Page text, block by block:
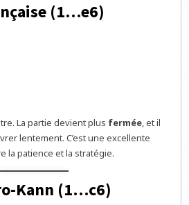
(1…e6)
La partie devient plus fermée, et il
lentement. C’est une excellente
la patience et la stratégie.
Kann (1…c6)